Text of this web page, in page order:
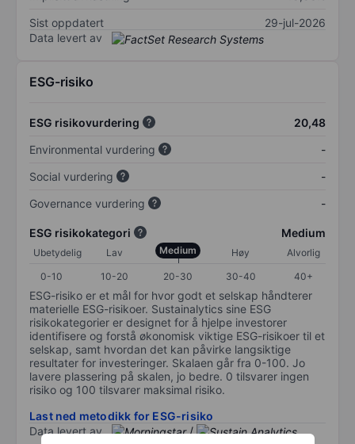
Sist oppdatert
29-jul-2026
Data levert av
ESG-risiko
ESG risikovurdering
20,48
Environmental vurdering
-
Social vurdering
-
Governance vurdering
-
ESG risikokategori Medium
Ubetydelig Lav Medium Høy
Alvorlig
0-10
10-20 20-30 30-40 40+
ESG-risiko er et mål for hvor godt et selskap håndterer
materielle ESG-risikoer. Sustainalytics sine ESG
risikokategorier er designet for å hjelpe investorer
identifisere og forstå økonomisk viktige ESG-risikoer til et
selskap, samt hvordan det kan påvirke langsiktige
resultater for investeringer. Skalaen går fra 0-100. Jo
lavere plassering på skalen, jo bedre. 0 tilsvarer ingen
risiko og 100 tilsvarer maksimal risiko.
Last ned metodikk for ESG-risiko
Data levert av
/